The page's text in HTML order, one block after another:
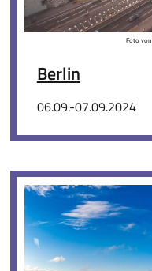
Foto von
Berlin
06.09.-07.09.2024